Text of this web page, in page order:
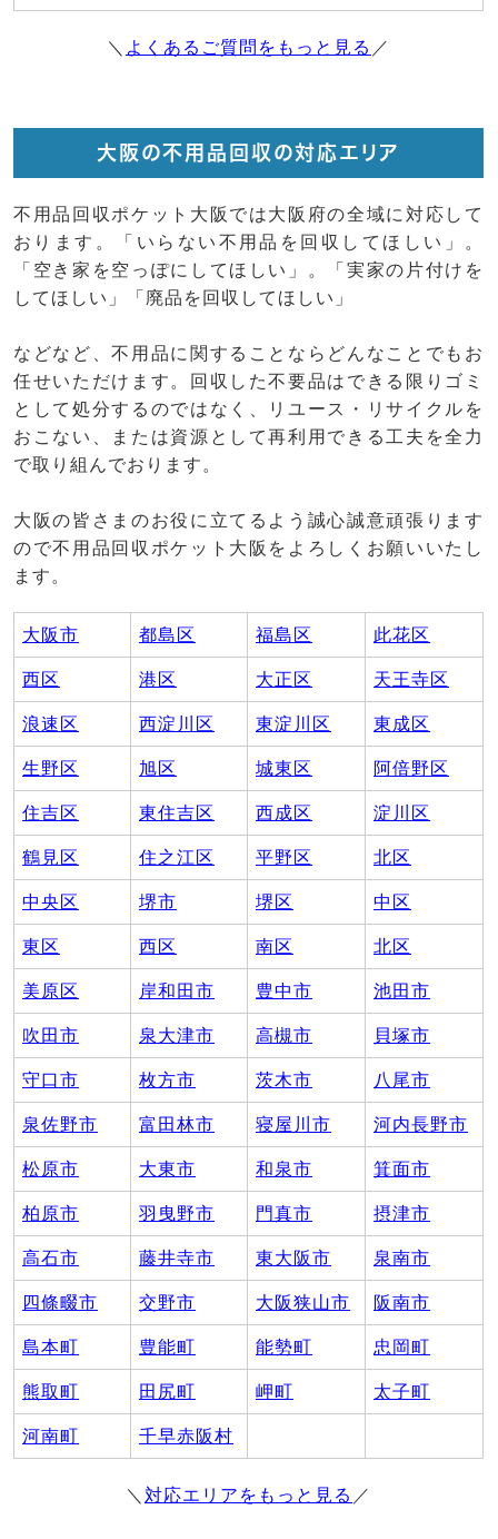
＼ よくあるご質問をもっと見る ／
大阪の不用品回収の対応エリア
不用品回収ポケット大阪では大阪府の全域に対応して
おります。「いらない不用品を回収してほしい」。
「空き家を空っぽにしてほしい」。「実家の片付けを
してほしい」「廃品を回収してほしい」
などなど、不用品に関することならどんなことでもお
任せいただけます。回収した不要品はできる限りゴミ
として処分するのではなく、リユース・リサイクルを
おこない、または資源として再利用できる工夫を全力
で取り組んでおります。
大阪の皆さまのお役に立てるよう誠心誠意頑張ります
ので不用品回収ポケット大阪をよろしくお願いいたし
ます。
大阪市 都島区 福島区 此花区
西区 港区 大正区 天王寺区
浪速区 西淀川区 東淀川区 東成区
生野区 旭区 城東区 阿倍野区
住吉区 東住吉区 西成区 淀川区
鶴見区 住之江区 平野区 北区
中央区 堺市 堺区 中区
東区 西区 南区 北区
美原区 岸和田市 豊中市 池田市
吹田市 泉大津市 高槻市 貝塚市
守口市 枚方市 茨木市 八尾市
泉佐野市 富田林市 寝屋川市 河内長野市
松原市 大東市 和泉市 箕面市
柏原市 羽曳野市 門真市 摂津市
高石市 藤井寺市 東大阪市 泉南市
四條畷市 交野市 大阪狭山市 阪南市
島本町 豊能町 能勢町 忠岡町
熊取町 田尻町 岬町 太子町
河南町 千早赤阪村
＼ 対応エリアをもっと見る ／